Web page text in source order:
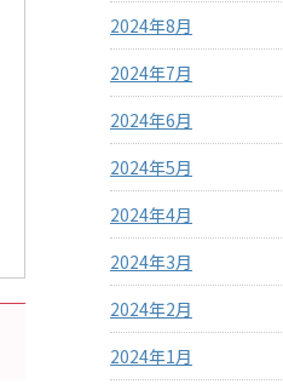
2024年8月
2024年7月
2024年6月
2024年5月
2024年4月
2024年3月
2024年2月
2024年1月